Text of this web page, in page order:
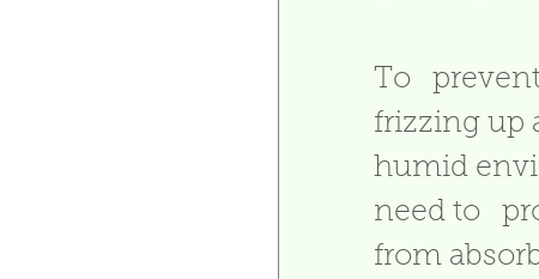
To
frizzing up
humid
need to
from